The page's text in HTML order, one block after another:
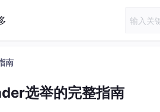
南
选举的完整指南